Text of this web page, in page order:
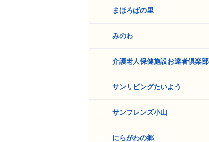
まほろばの里
みのわ
介護老人保健施設お達者倶楽部
サンリビングたいよう
サンフレンズ小山
にらがわの郷